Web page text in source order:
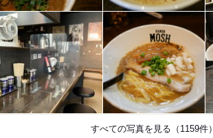
すべての写真を見る（1159件）